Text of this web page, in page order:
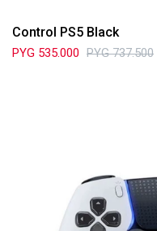
Control PS5 Black
PYG 535.000 PYG 737.500